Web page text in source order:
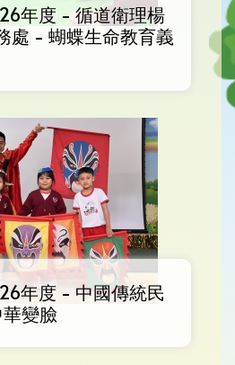
年度 - 循道衛理楊
處 - 蝴蝶生命教育義
年度 - 中國傳統民
變臉